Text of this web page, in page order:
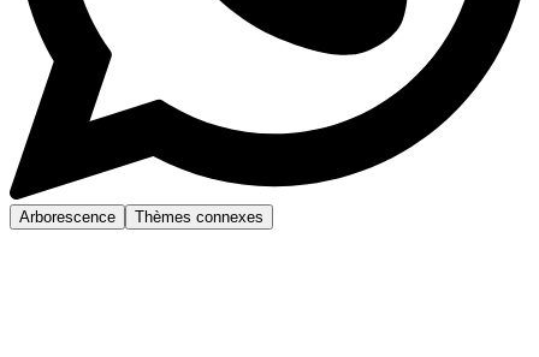
Arborescence Thèmes connexes